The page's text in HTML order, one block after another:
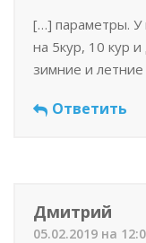
[…] параметры. У
на 5кур, 10 кур
зимние и
Ответить
Дмитрий
05.02.2019 на